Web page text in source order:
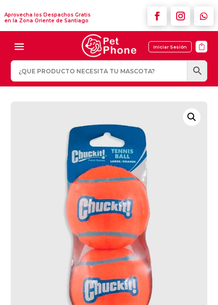
Aprovecha los Despachos Gratis
en la Zona Oriente de Santiago
Iniciar Sesión 